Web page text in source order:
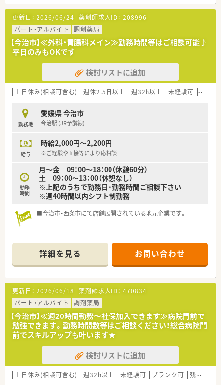
更新日： 2026/06/24 薬剤師求人ID： 208996
パート・アルバイト
調剤薬局
【今治市】≪外科・胃腸科メイン≫勤務時間等はご相談可能♪
平日のみもOKです
検討リストに追加
土日休み(相談可含む) 週休2.5日以上 週32h以上 未経験可 ブラン
勤務地
愛媛県 今治市
今治駅 (JR予讃線)
給与
時給2,000円～2,200円
※ご経験や面接等により応相談
勤務
時間
月～金 09：00～18：00（休憩60分）
土 09：00～13：00（休憩なし）
※上記のうちで勤務日・勤務時間ご相談下さい
※週40時間以内シフト制勤務
■今治市・西条市にて店舗展開されている地元企業です。
詳細を見る お問い合わせ
更新日： 2026/06/18 薬剤師求人ID： 470834
パート・アルバイト
調剤薬局
【今治市】≪週20時間勤務～社保加入できます≫病院門前で
勉強できます。勤務時間数等はご相談ください！総合病院門
前でスキルアップも叶います★
検討リストに追加
土日休み(相談可含む) 週32h以上 未経験可 ブランク可 残業なし(ほぼなし含む)